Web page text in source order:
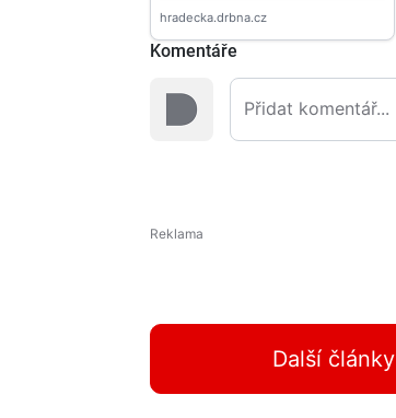
Komentáře
Další články